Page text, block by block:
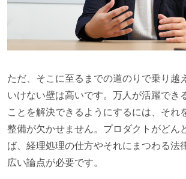
ただ、そこに至るまでの道のりで乗り越
いけない壁は高いです。万人が活躍でき
ことを解決できるようにするには、それ
整備が欠かせません。プロダクトがどん
ば、経理処理の仕方やそれにまつわる法
広い論点が必要です。